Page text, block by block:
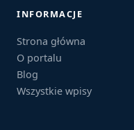
INFORMACJE
Strona główna
O portalu
Blog
Wszystkie wpisy